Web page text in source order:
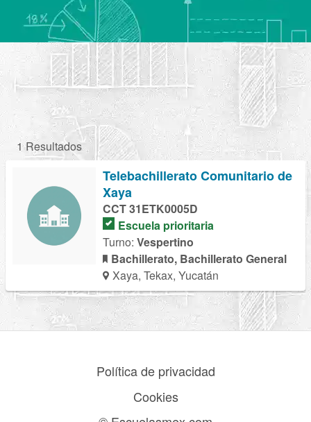
1 Resultados
Telebachillerato Comunitario de
Xaya
CCT 31ETK0005D
Escuela prioritaria
Turno: Vespertino
Bachillerato, Bachillerato General
Xaya, Tekax, Yucatán
Política de privacidad
Cookies